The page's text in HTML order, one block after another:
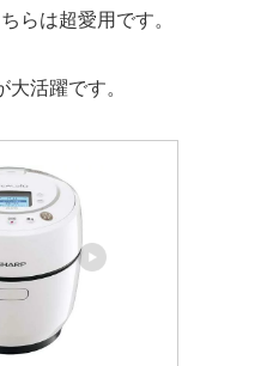
らは超愛用です。
大活躍です。